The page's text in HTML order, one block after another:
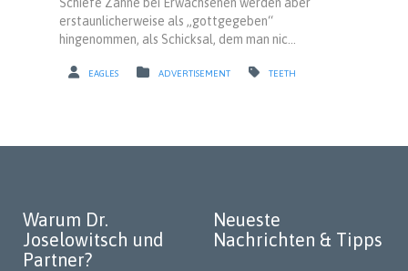
erstaunlicherweise als „gottgegeben“
hingenommen, als Schicksal, dem man nic...
EAGLES ADVERTISEMENT TEETH
Warum Dr.
Joselowitsch und
Partner?
Neueste
Nachrichten & Tipps